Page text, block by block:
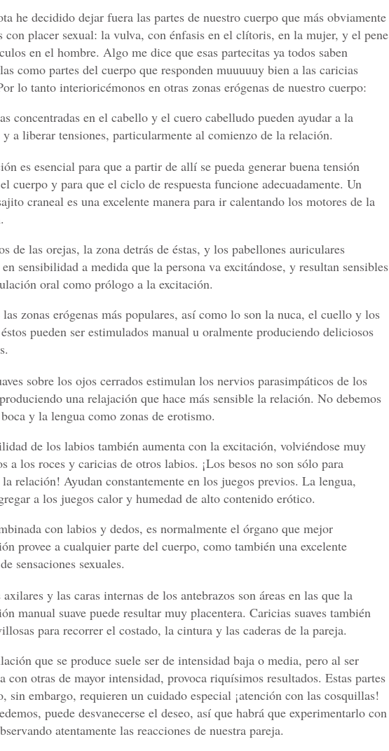
he decidido dejar fuera las partes de nuestro cuerpo que más obviamente
con placer sexual: la vulva, con énfasis en el clítoris, en la mujer, y el pene
en el hombre. Algo me dice que esas partecitas ya todos saben
como partes del cuerpo que responden muuuuuy bien a las caricias
lo tanto interioricémonos en otras zonas erógenas de nuestro cuerpo:
concentradas en el cabello y el cuero cabelludo pueden ayudar a la
a liberar tensiones, particularmente al comienzo de la relación.
es esencial para que a partir de allí se pueda generar buena tensión
cuerpo y para que el ciclo de respuesta funcione adecuadamente. Un
craneal es una excelente manera para ir calentando los motores de la
de las orejas, la zona detrás de éstas, y los pabellones auriculares
sensibilidad a medida que la persona va excitándose, y resultan sensibles
oral como prólogo a la excitación.
las zonas erógenas más populares, así como lo son la nuca, el cuello y los
pueden ser estimulados manual u oralmente produciendo deliciosos
sobre los ojos cerrados estimulan los nervios parasimpáticos de los
una relajación que hace más sensible la relación. No debemos
y la lengua como zonas de erotismo.
de los labios también aumenta con la excitación, volviéndose muy
a los roces y caricias de otros labios. ¡Los besos no son sólo para
relación! Ayudan constantemente en los juegos previos. La lengua,
a los juegos calor y humedad de alto contenido erótico.
con labios y dedos, es normalmente el órgano que mejor
provee a cualquier parte del cuerpo, como también una excelente
sensaciones sexuales.
axilares y las caras internas de los antebrazos son áreas en las que la
manual suave puede resultar muy placentera. Caricias suaves también
para recorrer el costado, la cintura y las caderas de la pareja.
que se produce suele ser de intensidad baja o media, pero al ser
con otras de mayor intensidad, provoca riquísimos resultados. Estas partes
sin embargo, requieren un cuidado especial ¡atención con las cosquillas!
puede desvanecerse el deseo, así que habrá que experimentarlo con
atentamente las reacciones de nuestra pareja.